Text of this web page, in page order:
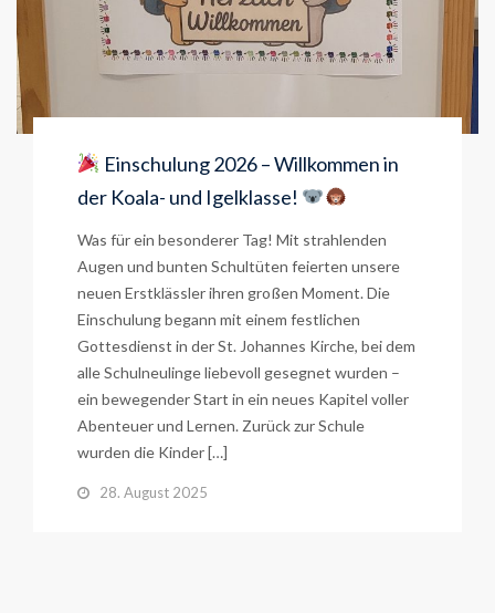
Einschulung 2026 – Willkommen in
der Koala- und Igelklasse!
Was für ein besonderer Tag! Mit strahlenden
Augen und bunten Schultüten feierten unsere
neuen Erstklässler ihren großen Moment. Die
Einschulung begann mit einem festlichen
Gottesdienst in der St. Johannes Kirche, bei dem
alle Schulneulinge liebevoll gesegnet wurden –
ein bewegender Start in ein neues Kapitel voller
Abenteuer und Lernen. Zurück zur Schule
wurden die Kinder […]
28. August 2025